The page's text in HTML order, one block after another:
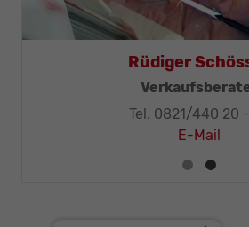
Rüdiger
Tel. 0821/
E-Mail